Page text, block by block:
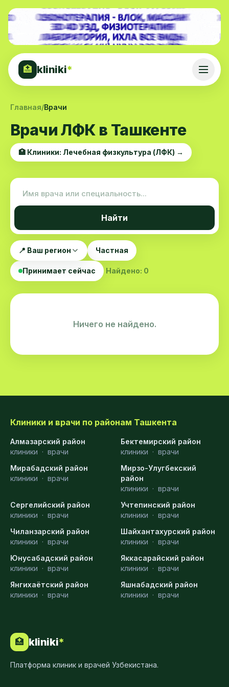
🏥 kliniki*
Главная/Врачи
Врачи ЛФК в Ташкенте
🏥 Клиники: Лечебная физкультура (ЛФК) →
Найти
📍 Ваш регион Частная
Принимает сейчас Найдено: 0
Ничего не найдено.
Клиники и врачи по районам Ташкента
Алмазарский район
клиники · врачи
Бектемирский район
клиники · врачи
Мирабадский район
клиники · врачи
Мирзо-Улугбекский
район
клиники · врачи
Сергелийский район
клиники · врачи
Учтепинский район
клиники · врачи
Чиланзарский район
клиники · врачи
Шайхантахурский район
клиники · врачи
Юнусабадский район
клиники · врачи
Яккасарайский район
клиники · врачи
Янгихаётский район
клиники · врачи
Яшнабадский район
клиники · врачи
🏥 kliniki*
Платформа клиник и врачей Узбекистана.